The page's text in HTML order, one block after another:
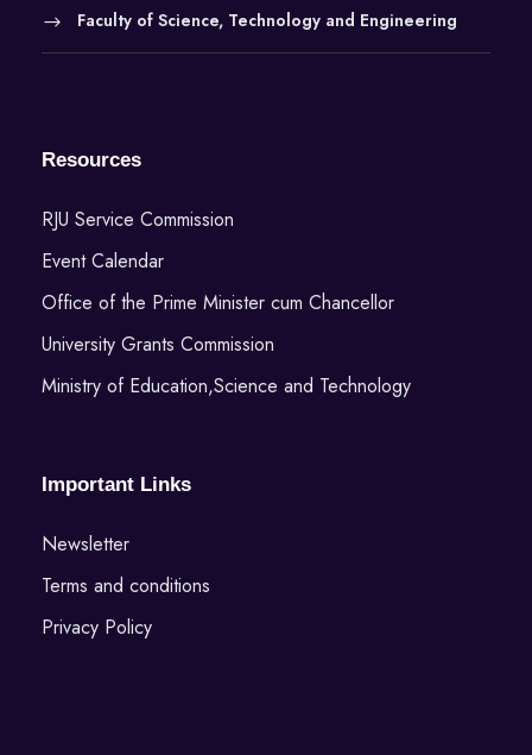
Faculty of Science, Technology and Engineering
Resources
RJU Service Commission
Event Calendar
Office of the Prime Minister cum Chancellor
University Grants Commission
Ministry of Education,Science and Technology
Important Links
Newsletter
Terms and conditions
Privacy Policy